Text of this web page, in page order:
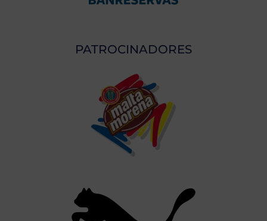
PATROCINADORES